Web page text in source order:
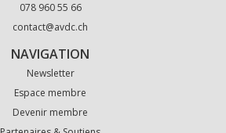
078 960 55 66
contact@avdc.ch
NAVIGATION
Newsletter
Espace membre
Devenir membre